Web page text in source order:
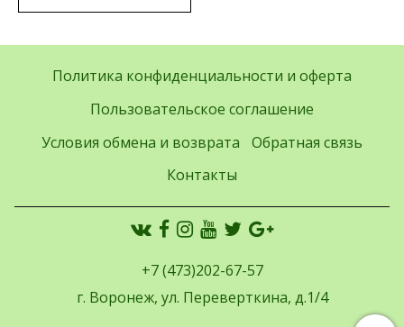
Политика конфиденциальности и оферта
Пользовательское соглашение
Условия обмена и возврата
Обратная связь
Контакты
+7 (473)202-67-57
г. Воронеж, ул. Переверткина, д.1/4